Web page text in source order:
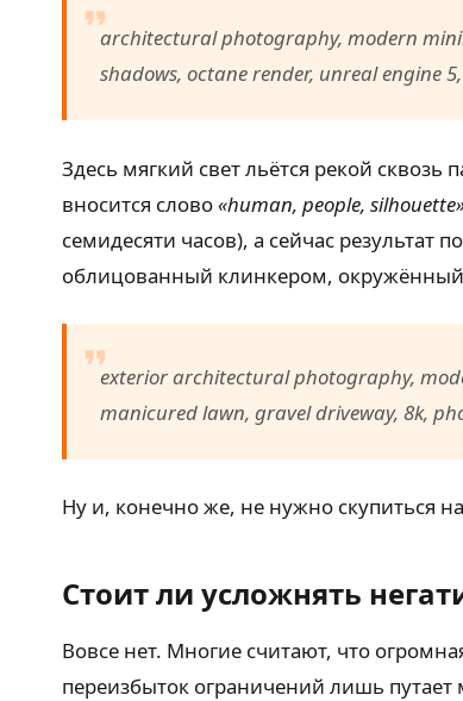
architectural photography, modern
shadows, octane render, unreal engine
Здесь мягкий свет льётся рекой
вносится слово«human, people,
семидесяти часов), а сейчас результат
облицованный клинкером,
exterior architectural photography,
manicured lawn, gravel driveway, 8k,
Ну и, конечно же, не нужно скупиться
Стоит ли усложнять
Вовсе нет. Многие считают, что
переизбыток ограничений лишь